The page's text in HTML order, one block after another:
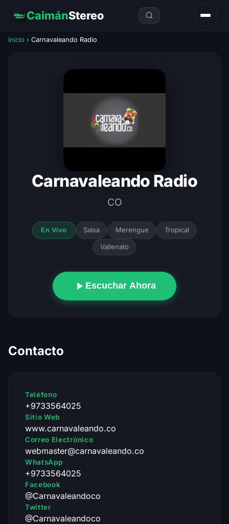
CaimánStereo
Inicio › Carnavaleando Radio
Carnavaleando Radio
CO
En Vivo Salsa Merengue Tropical
Vallenato
Escuchar Ahora
Contacto
Teléfono
+9733564025
Sitio Web
www.carnavaleando.co
Correo Electrónico
webmaster@carnavaleando.co
WhatsApp
+9733564025
Facebook
@Carnavaleandoco
Twitter
@Carnavaleandoco